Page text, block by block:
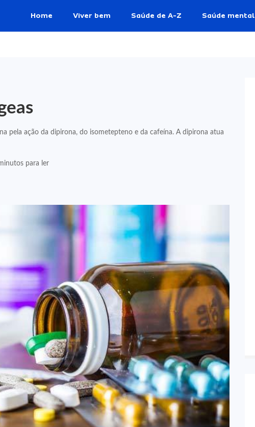
Home Viver bem Saúde de A-Z Saúde mental
pela ação da dipirona, do isometepteno e da cafeína. A dipirona atua
para ler